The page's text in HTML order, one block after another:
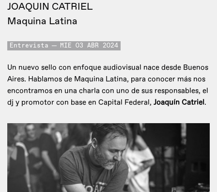
JOAQUIN CATRIEL
Maquina Latina
Entrevista MIE 03 ABR 2024
Un nuevo sello con enfoque audiovisual nace desde Buenos
Aires. Hablamos de Maquina Latina, para conocer más nos
encontramos en una charla con uno de sus responsables, el
dj y promotor con base en Capital Federal, Joaquín Catriel.